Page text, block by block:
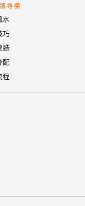
讀專欄
水
巧
造
配
程